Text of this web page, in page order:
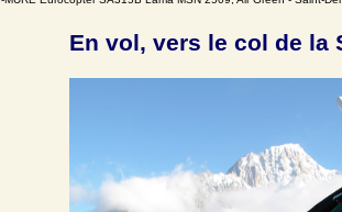
En vol, vers le col de la